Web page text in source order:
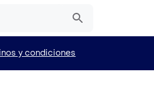
y condiciones